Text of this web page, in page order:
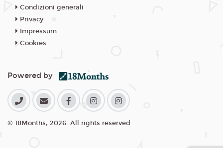
Condizioni generali
Privacy
Impressum
Cookies
Powered by
© 18Months, 2026. All rights reserved